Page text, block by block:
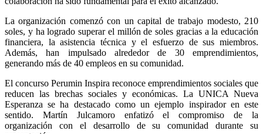
La organización comenzó con un capital de trabajo modesto, 210
soles, y ha logrado superar el millón de soles gracias a la educación
financiera, la asistencia técnica y el esfuerzo de sus miembros.
Además, han impulsado alrededor de 30 emprendimientos,
generando más de 40 empleos en su comunidad.
El concurso Perumin Inspira reconoce emprendimientos sociales que
reducen las brechas sociales y económicas. La UNICA Nueva
Esperanza se ha destacado como un ejemplo inspirador en este
sentido. Martín Julcamoro enfatizó el compromiso de la
organización con el desarrollo de su comunidad durante su